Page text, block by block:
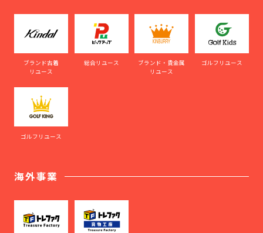
ブランド古着
リユース
総合リユース
ブランド・貴金属
リユース
ゴルフリユース
ゴルフリユース
海外事業